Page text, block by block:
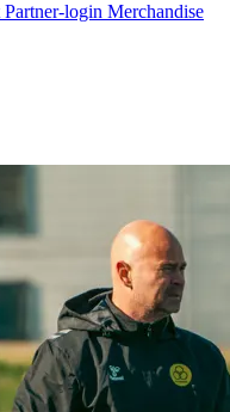
Partner-login Merchandise